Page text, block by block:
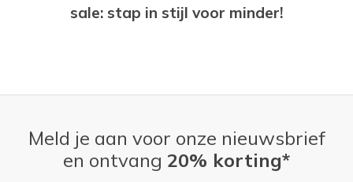
sale: stap in stijl voor minder!
Meld je aan voor onze nieuwsbrief
en ontvang 20% korting*